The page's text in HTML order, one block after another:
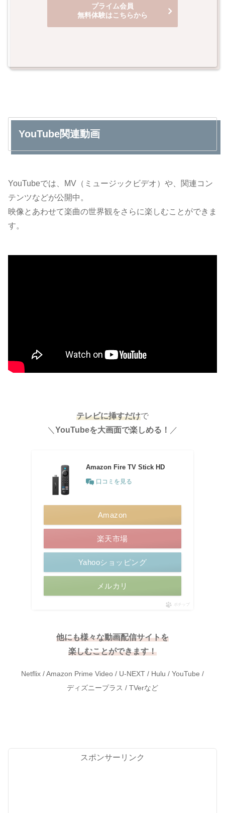
プライム会員
無料体験はこちらから
YouTube関連動画
YouTubeでは、MV（ミュージックビデオ）や、関連コン
テンツなどが公開中。
映像とあわせて楽曲の世界観をさらに楽しむことができま
す。
テレビに挿すだけで
＼ YouTubeを大画面で楽しめる！ ／
Amazon Fire TV Stick HD
口コミを見る
Amazon
楽天市場
Yahooショッピング
メルカリ
ポチップ
他にも様々な動画配信サイトを
楽しむことができます！
Netflix / Amazon Prime Video / U-NEXT / Hulu / YouTube /
ディズニープラス / TVerなど
スポンサーリンク